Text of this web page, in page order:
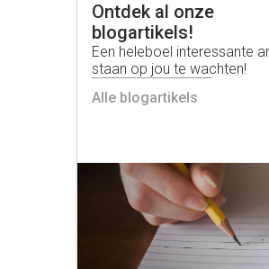
Ontdek al onze
blogartikels!
Een heleboel interessante
staan op jou te wachten!
Alle blogartikels